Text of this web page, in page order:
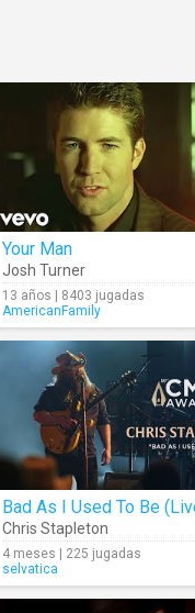
Your Man
Josh Turner
13 años | 8403 jugadas
AmericanFamily
Bad As I Used To Be
Chris Stapleton
4 meses | 225 jugadas
selvatica